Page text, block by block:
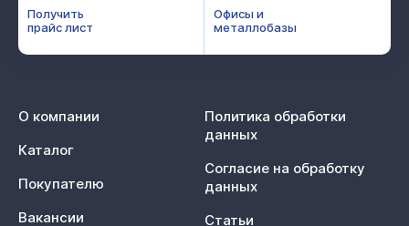
Получить
прайс лист
Офисы и
металлобазы
О компании
Каталог
Покупателю
Вакансии
Политика обработки
данных
Согласие на обработку
данных
Статьи